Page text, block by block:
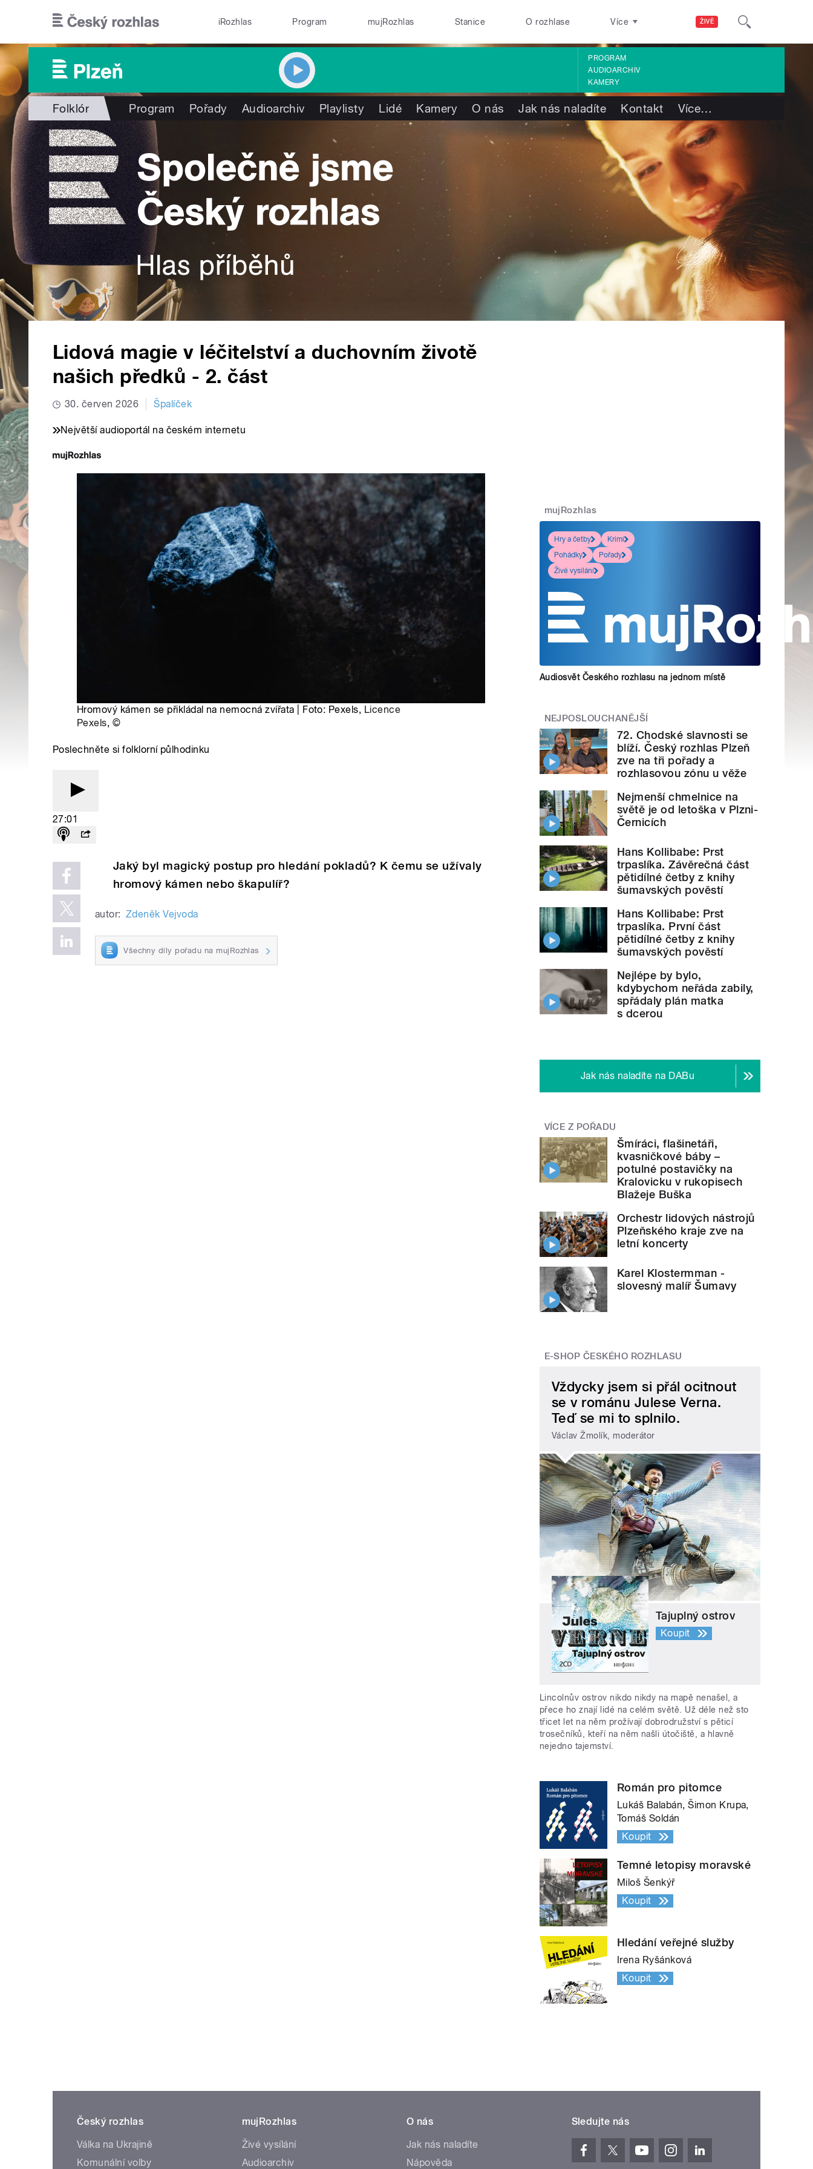
ŽIVĚ
iRozhlas Program mujRozhlas Stanice O rozhlase Více
PROGRAM
AUDIOARCHIV
KAMERY
Folklór Program Pořady Audioarchiv Playlisty Lidé Kamery O nás Jak nás naladíte Kontakt Více…
Lidová magie v léčitelství a duchovním životě
našich předků - 2. část
30. červen 2026 Špalíček
Největší audioportál na českém internetu
Hromový kámen se přikládal na nemocná zvířata | Foto: Pexels, Licence
Pexels, ©
Poslechněte si folklorní půlhodinku
27:01
Jaký byl magický postup pro hledání pokladů? K čemu se užívaly
hromový kámen nebo škapulíř?
autor: Zdeněk Vejvoda
Všechny díly pořadu na mujRozhlas
mujRozhlas
Hry a četby
Krimi
Pohádky
Pořady
Živé vysílání
Audiosvět Českého rozhlasu na jednom místě
NEJPOSLOUCHANĚJŠÍ
72. Chodské slavnosti se
blíží. Český rozhlas Plzeň
zve na tři pořady a
rozhlasovou zónu u věže
Nejmenší chmelnice na
světě je od letoška v Plzni-
Černicích
Hans Kollibabe: Prst
trpaslíka. Závěrečná část
pětidílné četby z knihy
šumavských pověstí
Hans Kollibabe: Prst
trpaslíka. První část
pětidílné četby z knihy
šumavských pověstí
Nejlépe by bylo,
kdybychom neřáda zabily,
spřádaly plán matka
s dcerou
Jak nás naladíte na DABu
VÍCE Z POŘADU
Šmíráci, flašinetáři,
kvasničkové báby –
potulné postavičky na
Kralovicku v rukopisech
Blažeje Buška
Orchestr lidových nástrojů
Plzeňského kraje zve na
letní koncerty
Karel Klostermman -
slovesný malíř Šumavy
E-SHOP ČESKÉHO ROZHLASU
Vždycky jsem si přál ocitnout
se v románu Julese Verna.
Teď se mi to splnilo.
Václav Žmolík, moderátor
Tajuplný ostrov
Koupit
Lincolnův ostrov nikdo nikdy na mapě nenašel, a
přece ho znají lidé na celém světě. Už déle než sto
třicet let na něm prožívají dobrodružství s pěticí
trosečníků, kteří na něm našli útočiště, a hlavně
nejedno tajemství.
Román pro pitomce
Lukáš Balabán, Šimon Krupa,
Tomáš Soldán
Koupit
Temné letopisy moravské
Miloš Šenkýř
Koupit
Hledání veřejné služby
Irena Ryšánková
Koupit
Český rozhlas
Válka na Ukrajině
Komunální volby
mujRozhlas
Živé vysílání
Audioarchiv
O nás
Jak nás naladíte
Nápověda
Sledujte nás